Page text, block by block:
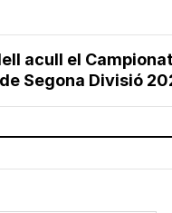
acull el
Segona Divisió